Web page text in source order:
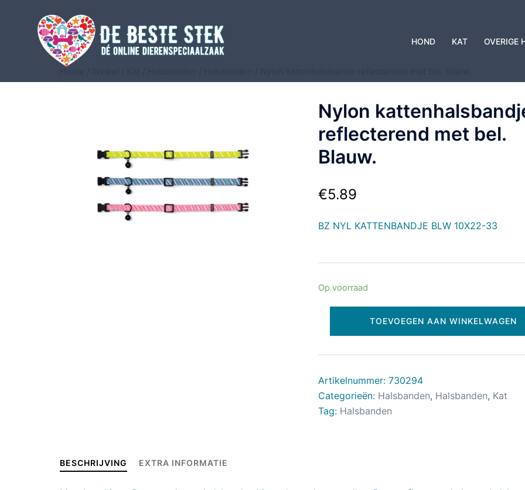
HOND KAT OVERIGE
Nylon
reflecterend met bel.
Blauw.
€5.89
BZ NYL KATTENBANDJE BLW 10X22-33
Op voorraad
TOEVOEGEN AAN WINKELWAGEN
Artikelnummer: 730294
Categorieën: Halsbanden, Halsbanden, Kat
Tag: Halsbanden
BESCHRIJVING EXTRA INFORMATIE